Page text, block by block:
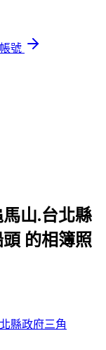
號
山.台北縣
的相簿照